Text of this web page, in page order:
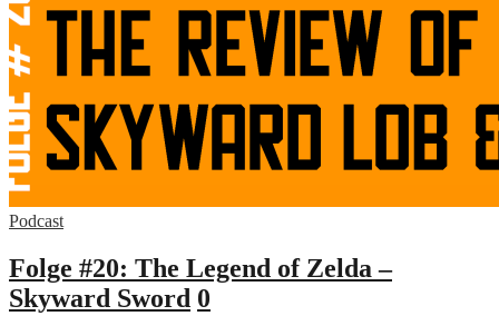
Podcast
Folge #20: The Legend of Zelda –
Skyward Sword 0